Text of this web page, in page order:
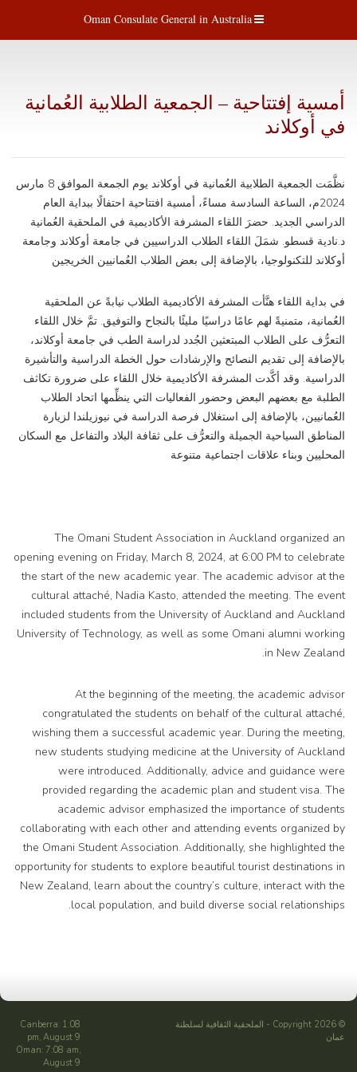
Oman Consulate General in Australia
أمسية إفتتاحية – الجمعية الطلابية العُمانية
في أوكلاند
نظَّمَت الجمعية الطلابية العُمانية في أوكلاند يوم الجمعة الموافق 8 مارس
2024م، الساعة السادسة مساءً، أمسية افتتاحية احتفالًا ببداية العام
الدراسي الجديد. حضرَ اللقاء المشرفة الأكاديمية في الملحقية العُمانية
د.نادية قسطو. شمَلَ اللقاء الطلاب الدراسيين في جامعة أوكلاند وجامعة
أوكلاند للتكنولوجيا، بالإضافة إلى بعض الطلاب العُمانيين الخريجين
في بداية اللقاء هنَّأت المشرفة الأكاديمية الطلاب نيابةً عن الملحقية
العُمانية، متمنيةً لهم عامًا دراسيًا مليئًا بالنجاح والتوفيق. تمَّ خلال اللقاء
التعرُّف على الطلاب المبتعثين الجُدد لدراسة الطب في جامعة أوكلاند،
بالإضافة إلى تقديم النصائح والإرشادات حول الخطة الدراسية والتأشيرة
الدراسية. وقد أكَّدت المشرفة الأكاديمية خلال اللقاء على ضرورة تكاثف
الطلبة مع بعضهم البعض وحضور الفعاليات التي ينظِّمها اتحاد الطلاب
العُمانيين، بالإضافة إلى استغلال فرصة الدراسة في نيوزيلندا لزيارة
المناطق السياحية الجميلة والتعرُّف على ثقافة البلاد والتفاعل مع السكان
المحليين وبناء علاقات اجتماعية متنوعة
The Omani Student Association in Auckland organized an
opening evening on Friday, March 8, 2024, at 6:00 PM to celebrate
the start of the new academic year. The academic advisor at the
cultural attaché, Nadia Kasto, attended the meeting. The event
included students from the University of Auckland and Auckland
University of Technology, as well as some Omani alumni working
in New Zealand.
At the beginning of the meeting, the academic advisor
congratulated the students on behalf of the cultural attaché,
wishing them a successful academic year. During the meeting,
new students studying medicine at the University of Auckland
were introduced. Additionally, advice and guidance were
provided regarding the academic plan and student visa. The
academic advisor emphasized the importance of students
collaborating with each other and attending events organized by
the Omani Student Association. Additionally, she highlighted the
opportunity for students to explore beautiful tourist destinations in
New Zealand, learn about the country’s culture, interact with the
local population, and build diverse social relationships.
Canberra: 1:08
pm, August 9
Oman: 7:08 am,
August 9
© Copyright 2026 -
الملحقية الثقافية لسلطنة
عمان